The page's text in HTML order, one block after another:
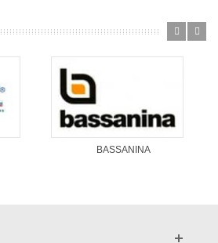
BASSANINA